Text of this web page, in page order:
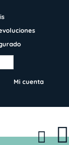
Mi cuenta